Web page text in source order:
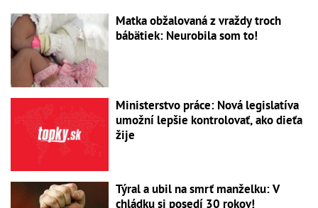
Matka obžalovaná z vraždy troch
bábätiek: Neurobila som to!
Ministerstvo práce: Nová legislatíva
umožní lepšie kontrolovať, ako dieťa
žije
Týral a ubil na smrť manželku: V
chládku si posedí 30 rokov!